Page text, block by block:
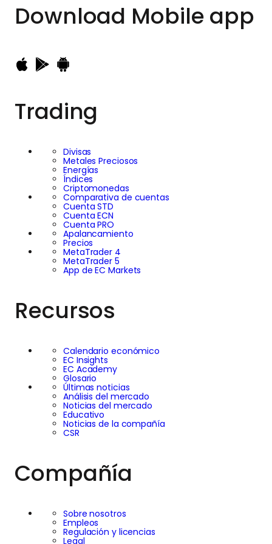
riesgo como en
identificar
oportunidades de
trading.
que el precio de sus
inmediatamente
después. De igual
manera, algunas
empresas anuncian
resultados más
débiles y, sin
embargo, sus
acciones suben. A
puede parecer
confuso. Si una
empresa reporta
mayores beneficios e
ingresos en
crecimiento, ¿no
debería su precio de
acción aumentar
Download Mobile app
Trading
Divisas
Metales Preciosos
Energías
Índices
Criptomonedas
Comparativa de cuentas
Cuenta STD
Cuenta ECN
Cuenta PRO
Apalancamiento
Precios
MetaTrader 4
MetaTrader 5
App de EC Markets
Recursos
Calendario económico
EC Insights
EC Academy
Glosario
Últimas noticias
Análisis del mercado
Noticias del mercado
Educativo
Noticias de la compañía
CSR
Compañía
Sobre nosotros
Empleos
Regulación y licencias
Legal